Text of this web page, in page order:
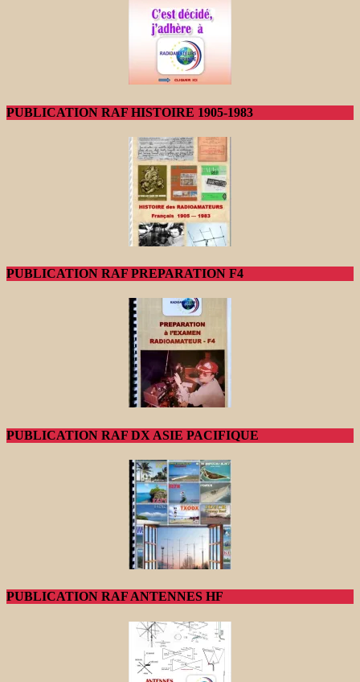
PUBLICATION RAF HISTOIRE 1905-1983
PUBLICATION RAF PREPARATION F4
PUBLICATION RAF DX ASIE PACIFIQUE
PUBLICATION RAF ANTENNES HF